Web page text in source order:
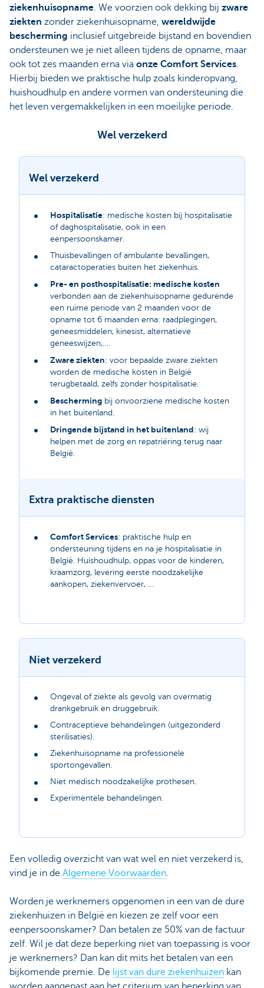
ziekenhuisopname. We voorzien ook dekking bij zware
ziekten zonder ziekenhuisopname, wereldwijde
bescherming inclusief uitgebreide bijstand en bovendien
ondersteunen we je niet alleen tijdens de opname, maar
ook tot zes maanden erna via onze Comfort Services.
Hierbij bieden we praktische hulp zoals kinderopvang,
huishoudhulp en andere vormen van ondersteuning die
het leven vergemakkelijken in een moeilijke periode.
Wel verzekerd
Wel verzekerd
Hospitalisatie: medische kosten bij hospitalisatie
of daghospitalisatie, ook in een
eenpersoonskamer.
Thuisbevallingen of ambulante bevallingen,
cataractoperaties buiten het ziekenhuis.
Pre- en posthospitalisatie: medische kosten
verbonden aan de ziekenhuisopname gedurende
een ruime periode van 2 maanden voor de
opname tot 6 maanden erna: raadplegingen,
geneesmiddelen, kinesist, alternatieve
geneeswijzen,….
Zware ziekten: voor bepaalde zware ziekten
worden de medische kosten in België
terugbetaald, zelfs zonder hospitalisatie.
Bescherming bij onvoorziene medische kosten
in het buitenland.
Dringende bijstand in het buitenland: wij
helpen met de zorg en repatriëring terug naar
België.
Extra praktische diensten
Comfort Services: praktische hulp en
ondersteuning tijdens en na je hospitalisatie in
België. Huishoudhulp, oppas voor de kinderen,
kraamzorg, levering eerste noodzakelijke
aankopen, ziekenvervoer, …
Niet verzekerd
Ongeval of ziekte als gevolg van overmatig
drankgebruik en druggebruik.
Contraceptieve behandelingen (uitgezonderd
sterilisaties).
Ziekenhuisopname na professionele
sportongevallen.
Niet medisch noodzakelijke prothesen.
Experimentele behandelingen.
Een volledig overzicht van wat wel en niet verzekerd is,
vind je in de Algemene Voorwaarden.
Worden je werknemers opgenomen in een van de dure
ziekenhuizen in België en kiezen ze zelf voor een
eenpersoonskamer? Dan betalen ze 50% van de factuur
zelf. Wil je dat deze beperking niet van toepassing is voor
je werknemers? Dan kan dit mits het betalen van een
bijkomende premie. De lijst van dure ziekenhuizen kan